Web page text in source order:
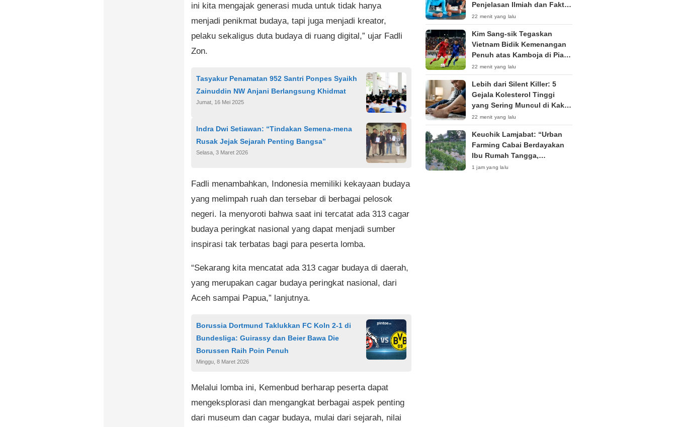
ini kita mengajak generasi muda untuk tidak hanya
menjadi penikmat budaya, tapi juga menjadi kreator,
pelaku sekaligus duta budaya di ruang digital,” ujar Fadli
Zon.
Tasyakur Penamatan 952 Santri Ponpes Syaikh
Zainuddin NW Anjani Berlangsung Khidmat
Jumat, 16 Mei 2025
Indra Dwi Setiawan: “Tindakan Semena-mena
Rusak Jejak Sejarah Penting Bangsa”
Selasa, 3 Maret 2026
Fadli menambahkan, Indonesia memiliki kekayaan budaya
yang melimpah ruah dan tersebar di berbagai pelosok
negeri. Ia menyoroti bahwa saat ini tercatat ada 313 cagar
budaya peringkat nasional yang dapat menjadi sumber
inspirasi tak terbatas bagi para peserta lomba.
“Sekarang kita mencatat ada 313 cagar budaya di daerah,
yang merupakan cagar budaya peringkat nasional, dari
Aceh sampai Papua,” lanjutnya.
Borussia Dortmund Taklukkan FC Koln 2-1 di
Bundesliga: Guirassy dan Beier Bawa Die
Borussen Raih Poin Penuh
Minggu, 8 Maret 2026
Melalui lomba ini, Kemenbud berharap peserta dapat
mengeksplorasi dan mengangkat berbagai aspek penting
dari museum dan cagar budaya, mulai dari sejarah, nilai
Penjelasan Ilmiah dan Faktor
Penentunya
22 menit yang lalu
Kim Sang-sik Tegaskan
Vietnam Bidik Kemenangan
Penuh atas Kamboja di Piala
AFF 2026
22 menit yang lalu
Lebih dari Silent Killer: 5
Gejala Kolesterol Tinggi
yang Sering Muncul di Kaki
dan Wajib Diwaspadai
22 menit yang lalu
Keuchik Lamjabat: “Urban
Farming Cabai Berdayakan
Ibu Rumah Tangga,
Tingkatkan Ekonomi
1 jam yang lalu